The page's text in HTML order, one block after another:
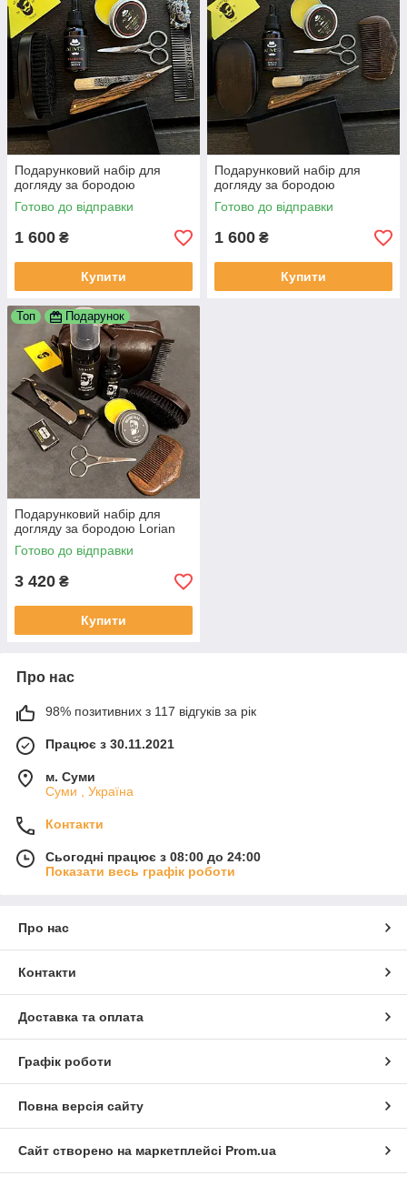
Подарунковий набір для
догляду за бородою
Готово до відправки
1 600 ₴
Купити
Подарунковий набір для
догляду за бородою
Готово до відправки
1 600 ₴
Купити
Топ Подарунок
Подарунковий набір для
догляду за бородою Lorian
Готово до відправки
3 420 ₴
Купити
Про нас
98% позитивних з 117 відгуків за рік
Працює з 30.11.2021
м. Суми
Суми , Україна
Контакти
Сьогодні працює з 08:00 до 24:00
Показати весь графік роботи
Про нас
Контакти
Доставка та оплата
Графік роботи
Повна версія сайту
Сайт створено на маркетплейсі Prom.ua